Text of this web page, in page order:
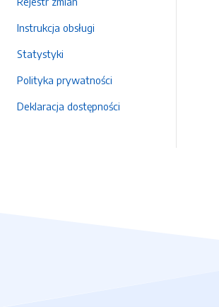
Instrukcja obsługi
Statystyki
Polityka prywatności
Deklaracja dostępności